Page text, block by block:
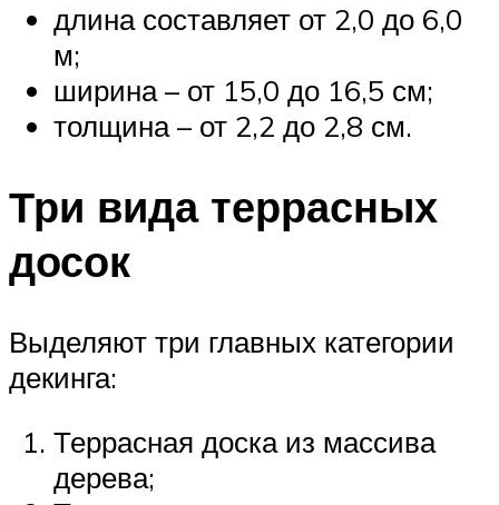
длина составляет от 2,0 до 6,0
м;
ширина – от 15,0 до 16,5 см;
толщина – от 2,2 до 2,8 см.
Три вида террасных
досок
Выделяют три главных категории
декинга:
Террасная доска из массива
дерева;